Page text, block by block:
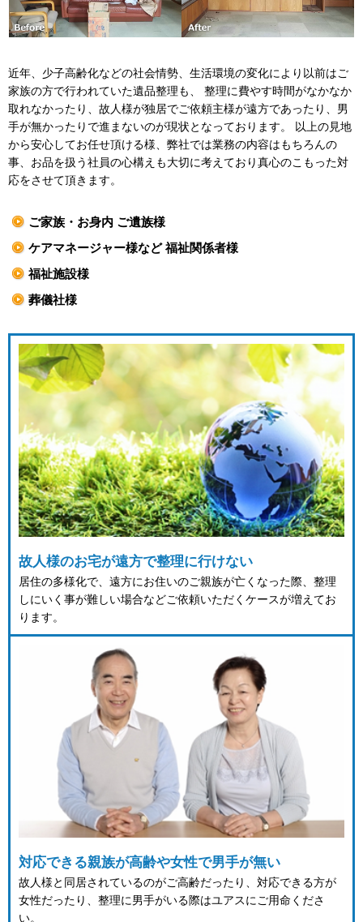
近年、少子高齢化などの社会情勢、生活環境の変化により以前はご
家族の方で行われていた遺品整理も、 整理に費やす時間がなかなか
取れなかったり、故人様が独居でご依頼主様が遠方であったり、男
手が無かったりで進まないのが現状となっております。 以上の見地
から安心してお任せ頂ける様、弊社では業務の内容はもちろんの
事、お品を扱う社員の心構えも大切に考えており真心のこもった対
応をさせて頂きます。
ご家族・お身内 ご遺族様
ケアマネージャー様など 福祉関係者様
福祉施設様
葬儀社様
故人様のお宅が遠方で整理に行けない
居住の多様化で、遠方にお住いのご親族が亡くなった際、整理
しにいく事が難しい場合などご依頼いただくケースが増えてお
ります。
対応できる親族が高齢や女性で男手が無い
故人様と同居されているのがご高齢だったり、対応できる方が
女性だったり、整理に男手がいる際はユアスにご用命くださ
い。